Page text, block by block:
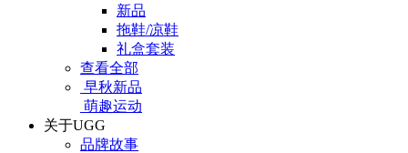
新品
拖鞋/凉鞋
礼盒套装
查看全部
早秋新品
萌趣运动
关于UGG
品牌故事